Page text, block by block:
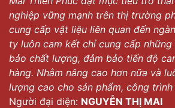
nghiệp vững mạnh trên thị trường
cung cấp vật liệu liên quan đến
ty luôn cam kết chỉ cung cấp những
bảo chất lượng, đảm bảo tiến độ
hàng. Nhằm nâng cao hơn nữa và
lượng cao cho sản phẩm, công
Người đại diện: NGUYỄN THỊ MAI